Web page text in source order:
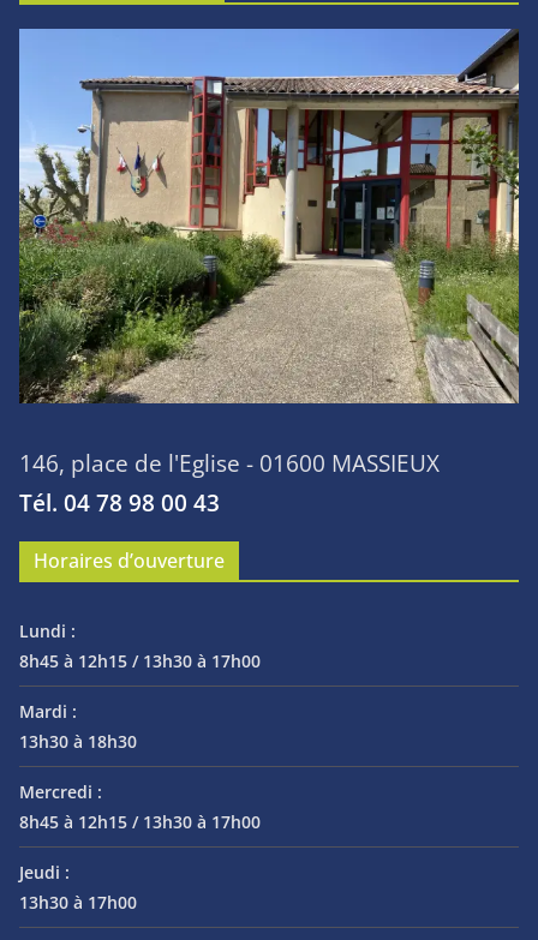
146, place de l'Eglise - 01600 MASSIEUX
Tél. 04 78 98 00 43
Horaires d’ouverture
Lundi :
8h45 à 12h15 / 13h30 à 17h00
Mardi :
13h30 à 18h30
Mercredi :
8h45 à 12h15 / 13h30 à 17h00
Jeudi :
13h30 à 17h00